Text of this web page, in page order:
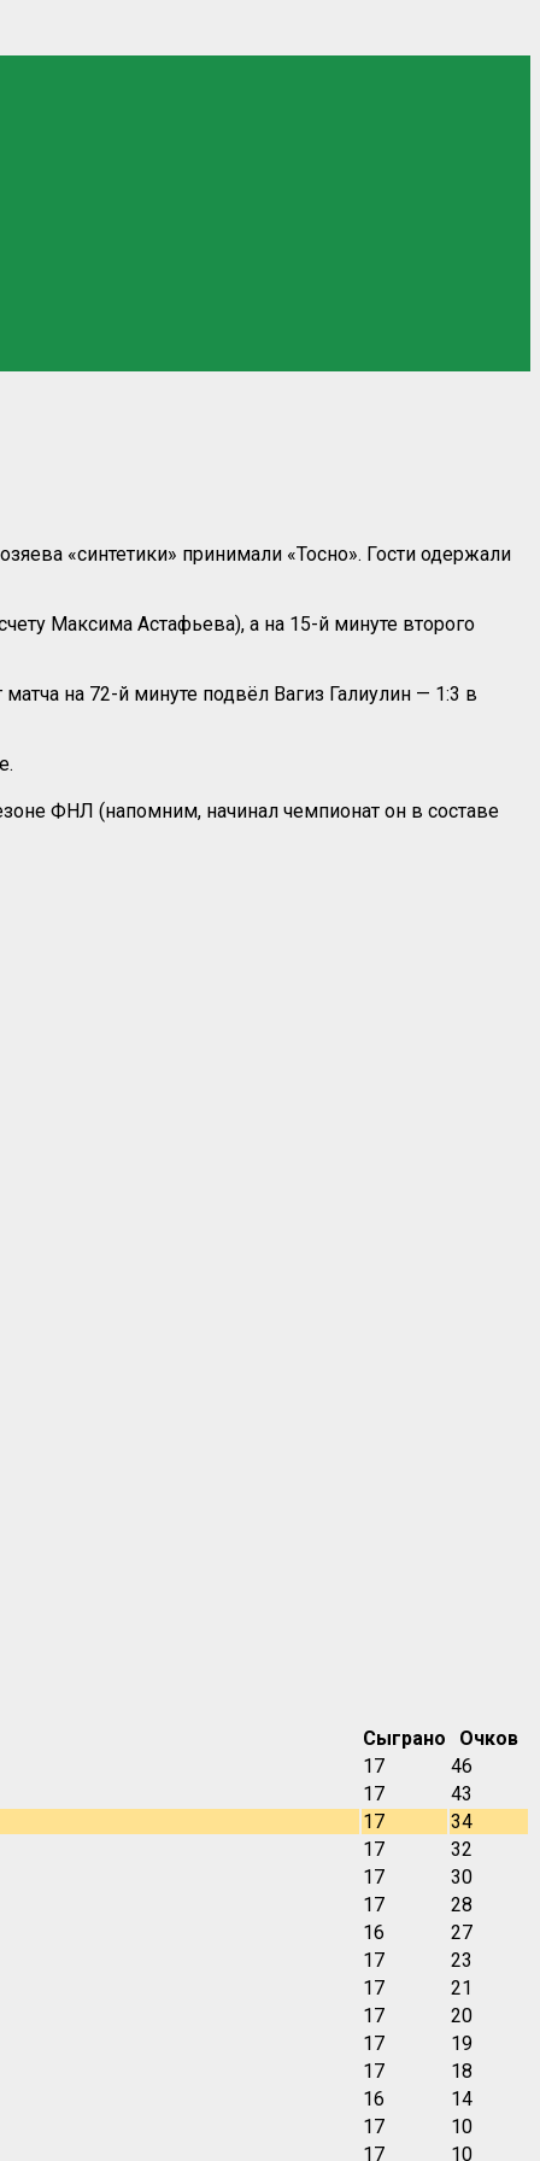
«синтетики» принимали «Тосно». Гости одержали
Максима Астафьева), а на 15-й минуте второго
на 72-й минуте подвёл Вагиз Галиулин — 1:3 в
ФНЛ (напомним, начинал чемпионат он в составе
Сыграно
Очков
17
46
17
43
17
34
17
32
17
30
17
28
16
27
17
23
17
21
17
20
17
19
17
18
16
14
17
10
17
10